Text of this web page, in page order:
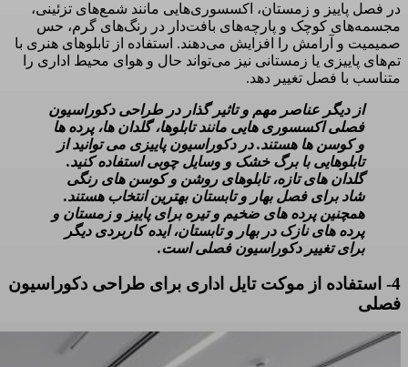
در فصل پاییز و زمستان، اکسسوری‌هایی مانند شمع‌های تزئینی،
مجسمه‌های کوچک و پارچه‌های بافت‌دار در رنگ‌های گرم، حس
صمیمیت و آرامش را افزایش می‌دهند. استفاده از تابلوهای هنری با
تم‌های پاییزی یا زمستانی نیز می‌تواند حال و هوای محیط اداری را
متناسب با فصل تغییر دهد.
از دیگر عناصر مهم و تاثیر گذار در طراحی دکوراسیون
فصلی اکسسوری هایی مانند تابلوها، گلدان ها، پرده ها
و کوسن ها هستند. در دکوراسیون پاییزی می توانید از
تابلوهایی با برگ خشک و وسایل چوبی استفاده کنید.
گلدان های تازه، تابلوهای روشن و کوسن های رنگی
شاد برای فصل بهار و تابستان بهترین انتخاب هستند.
همچنین پرده های ضخیم و تیره برای پاییز و زمستان و
پرده های نازک در بهار و تابستان، ایده کاربردی دیگر
برای تغییر دکوراسیون فصلی است.
4- استفاده از موکت تایل اداری برای طراحی دکوراسیون
فصلی